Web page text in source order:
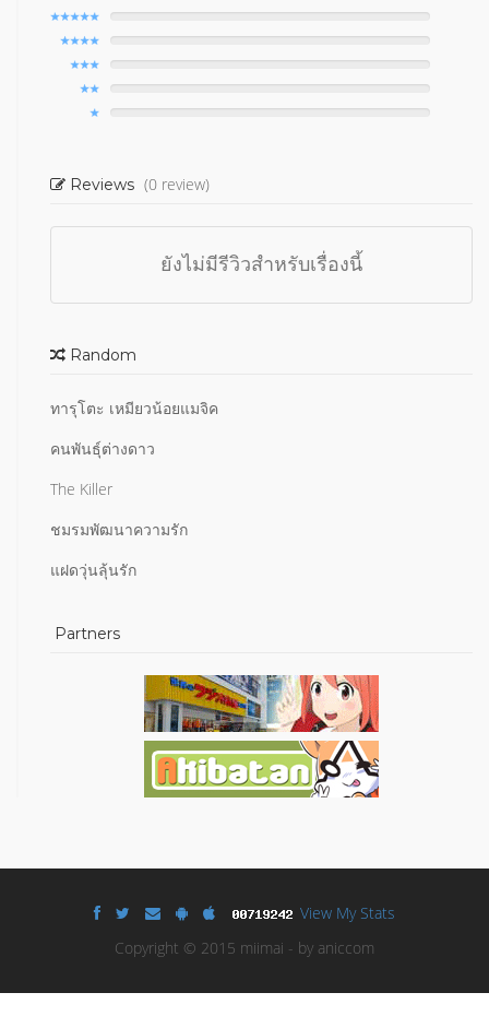
Reviews (0 review)
ยังไม่มีรีวิวสำหรับเรื่องนี้
Random
ทารุโตะ เหมียวน้อยแมจิค
คนพันธุ์ต่างดาว
The Killer
ชมรมพัฒนาความรัก
แฝดวุ่นลุ้นรัก
Partners
View My Stats
Copyright © 2015 miimai - by aniccom